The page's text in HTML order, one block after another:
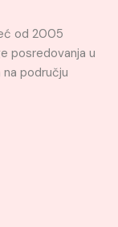
od 2005
posredovanja u
na području